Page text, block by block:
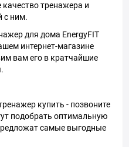
тренажера и
с ним.
для дома EnergyFIT
интернет-магазине
вам его в кратчайшие
купить - позвоните
подобрать оптимальную
самые выгодные